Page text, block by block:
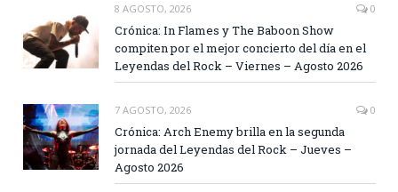
8 AGOSTO, 2026 0
Crónica: In Flames y The Baboon Show
compiten por el mejor concierto del día en el
Leyendas del Rock – Viernes – Agosto 2026
7 AGOSTO, 2026 0
Crónica: Arch Enemy brilla en la segunda
jornada del Leyendas del Rock – Jueves –
Agosto 2026